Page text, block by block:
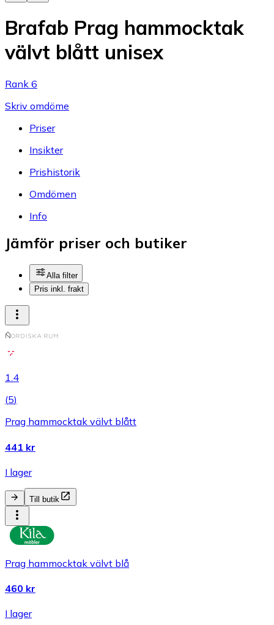
Brafab Prag hammocktak
välvt blått unisex
Rank 6
Skriv omdöme
Priser
Insikter
Prishistorik
Omdömen
Info
Jämför priser och butiker
Alla filter
Pris inkl. frakt
1.4
(5)
Prag hammocktak välvt blått
441 kr
I lager
Till butik
Prag hammocktak välvt blå
460 kr
I lager